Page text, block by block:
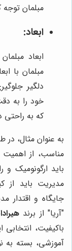
مبلمان توجه
ابعاد:
ابعاد
مبلمان با
دلگیر
خود را به
که به راحتی
به عنوان مثال،
مناسب، از اهمیت
باید ارگونومیک
مدیریت باید از
جایگاه و اقتدار
"آریا" از برند
باکیفیت،
آموزشی، بسته به